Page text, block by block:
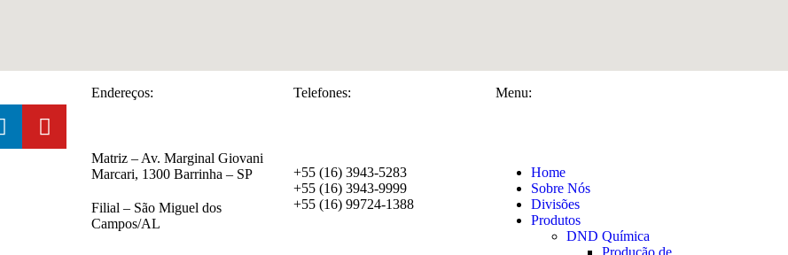
Endereços:
Matriz – Av. Marginal Giovani
Marcari, 1300 Barrinha – SP​
Filial – São Miguel dos
Campos/AL
Telefones:
+55 (16) 3943-5283
+55 (16) 3943-9999
+55 (16) 99724-1388
Menu:
Home
Sobre Nós
Divisões
Produtos
DND Química